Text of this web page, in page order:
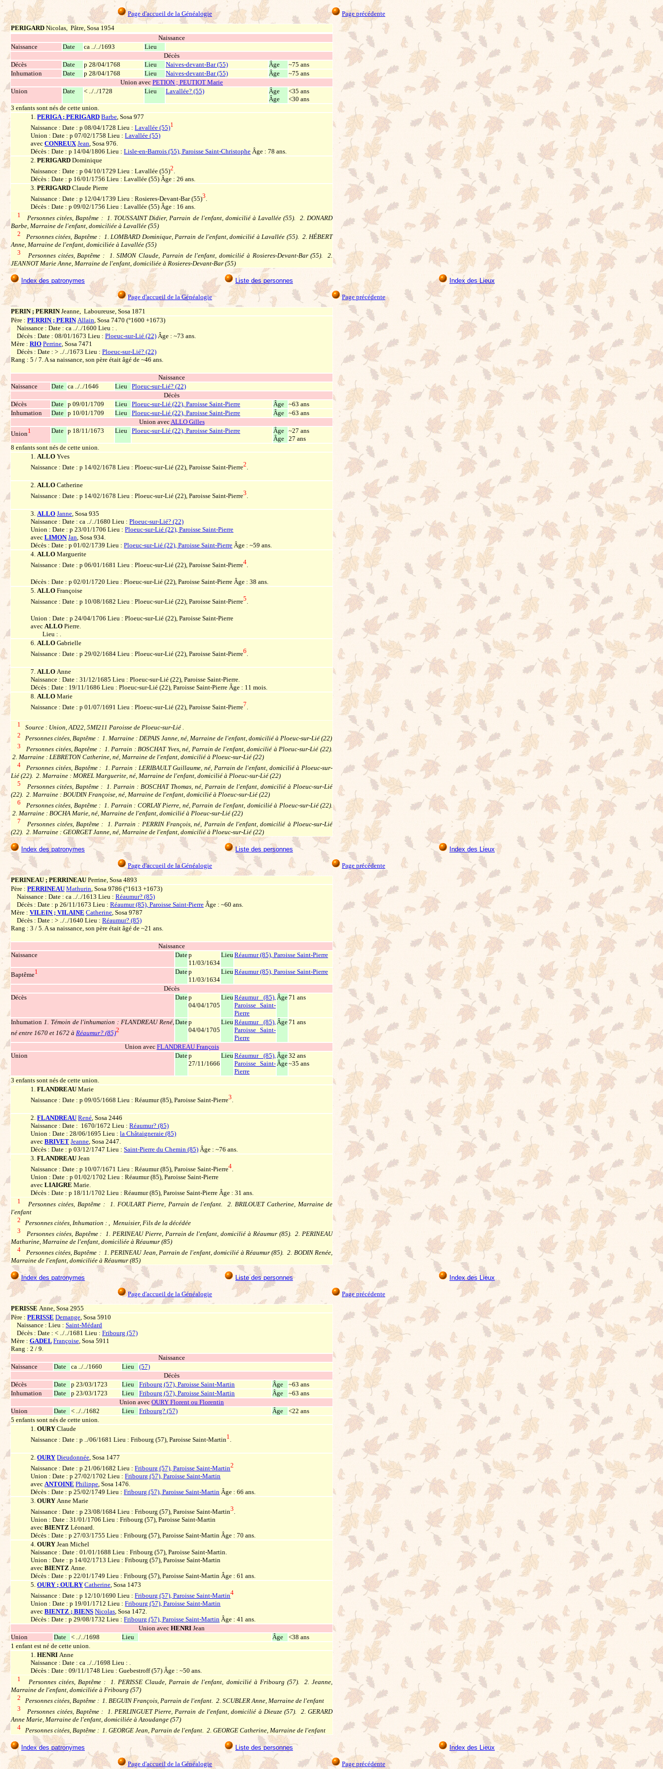
Page d'accueil de la Généalogie
Page précédente
PERIGARD Nicolas, Pâtre, Sosa 1954
Naissance
Naissance
Date ca ../../1693
Lieu
Décès
Décès
Date p 28/04/1768 Lieu Naives-devant-Bar (55) Âge
~75 ans
Inhumation
Date p 28/04/1768 Lieu Naives-devant-Bar (55) Âge
~75 ans
Union avec PETION ; PEUTIOT Marie
Union
Date < ../../1728 Lieu Lavallée? (55)
Âge
Âge
<35 ans
<30 ans
3 enfants sont nés de cette union.
1.PERIGA ; PERIGARD Barbe, Sosa 977
Naissance : Date : p 08/04/1728 Lieu :Lavallée (55)1
Union : Date : p 07/02/1758 Lieu :Lavallée (55)
avecCONREUX Jean, Sosa 976.
Décès : Date : p 14/04/1806 Lieu :Lisle-en-Barrois (55), Paroisse Saint-Christophe Âge : 78 ans.
2.PERIGARDDominique
Naissance : Date : p 04/10/1729 Lieu : Lavallée (55)2.
Décès : Date : p 16/01/1756 Lieu : Lavallée (55) Âge : 26 ans.
3.PERIGARDClaude Pierre
Naissance : Date : p 12/04/1739 Lieu : Rosieres-Devant-Bar (55)3.
Décès : Date : p 09/02/1756 Lieu : Lavallée (55) Âge : 16 ans.
1 Personnes citées, Baptême : 1. TOUSSAINT Didier, Parrain de l'enfant, domicilié à Lavallée (55). 2. DONARD
Barbe, Marraine de l'enfant, domiciliée à Lavallée (55)
2 Personnes citées, Baptême : 1. LOMBARD Dominique, Parrain de l'enfant, domicilié à Lavallée (55). 2. HÉBERT
Anne, Marraine de l'enfant, domiciliée à Lavallée (55)
3 Personnes citées, Baptême : 1. SIMON Claude, Parrain de l'enfant, domicilié à Rosieres-Devant-Bar (55). 2.
JEANNOT Marie Anne, Marraine de l'enfant, domiciliée à Rosieres-Devant-Bar (55)
Index des patronymes Liste des personnes Index des Lieux
Page d'accueil de la Généalogie
Page précédente
PERIN ; PERRINJeanne, Laboureuse, Sosa 1871
Père : PERRIN ; PERIN Allain, Sosa 7470 (°1600 +1673)
Naissance : Date : ca ../../1600 Lieu : .
Décès : Date : 08/01/1673 Lieu : Ploeuc-sur-Lié (22) Âge : ~73 ans.
Mère : RIO Perrine, Sosa 7471
Décès : Date : > ../../1673 Lieu : Ploeuc-sur-Lié? (22)
Rang : 5 / 7. A sa naissance, son père était âgé de ~46 ans.
Naissance
Naissance
Date ca ../../1646 Lieu Ploeuc-sur-Lié? (22)
Décès
Décès
Date p 09/01/1709 Lieu Ploeuc-sur-Lié (22), Paroisse Saint-Pierre Âge ~63 ans
Inhumation
Date p 10/01/1709 Lieu Ploeuc-sur-Lié (22), Paroisse Saint-Pierre Âge ~63 ans
Union avecALLO Gilles
Union1 Date p 18/11/1673 Lieu Ploeuc-sur-Lié (22), Paroisse Saint-Pierre
Âge
Âge
~27 ans
27 ans
8 enfants sont nés de cette union.
1.ALLOYves
Naissance : Date : p 14/02/1678 Lieu : Ploeuc-sur-Lié (22), Paroisse Saint-Pierre2.
2.ALLOCatherine
Naissance : Date : p 14/02/1678 Lieu : Ploeuc-sur-Lié (22), Paroisse Saint-Pierre3.
3.ALLO Janne, Sosa 935
Naissance : Date : ca ../../1680 Lieu :Ploeuc-sur-Lié? (22)
Union : Date : p 23/01/1706 Lieu :Ploeuc-sur-Lié (22), Paroisse Saint-Pierre
avecLIMON Jan, Sosa 934.
Décès : Date : p 01/02/1739 Lieu :Ploeuc-sur-Lié (22), Paroisse Saint-Pierre Âge : ~59 ans.
4.ALLOMarguerite
Naissance : Date : p 06/01/1681 Lieu : Ploeuc-sur-Lié (22), Paroisse Saint-Pierre4.
Décès : Date : p 02/01/1720 Lieu : Ploeuc-sur-Lié (22), Paroisse Saint-Pierre Âge : 38 ans.
5.ALLOFrançoise
Naissance : Date : p 10/08/1682 Lieu : Ploeuc-sur-Lié (22), Paroisse Saint-Pierre5.
Union : Date : p 24/04/1706 Lieu : Ploeuc-sur-Lié (22), Paroisse Saint-Pierre
avecALLOPierre.
Lieu : .
6.ALLOGabrielle
Naissance : Date : p 29/02/1684 Lieu : Ploeuc-sur-Lié (22), Paroisse Saint-Pierre6.
7.ALLOAnne
Naissance : Date : 31/12/1685 Lieu : Ploeuc-sur-Lié (22), Paroisse Saint-Pierre.
Décès : Date : 19/11/1686 Lieu : Ploeuc-sur-Lié (22), Paroisse Saint-Pierre Âge : 11 mois.
8.ALLOMarie
Naissance : Date : p 01/07/1691 Lieu : Ploeuc-sur-Lié (22), Paroisse Saint-Pierre7.
1 Source : Union, AD22, 5MI211 Paroisse de Ploeuc-sur-Lié .
2 Personnes citées, Baptême : 1. Marraine : DEPAIS Janne, né, Marraine de l'enfant, domicilié à Ploeuc-sur-Lié (22)
3 Personnes citées, Baptême : 1. Parrain : BOSCHAT Yves, né, Parrain de l'enfant, domicilié à Ploeuc-sur-Lié (22).
2. Marraine : LEBRETON Catherine, né, Marraine de l'enfant, domicilié à Ploeuc-sur-Lié (22)
4 Personnes citées, Baptême : 1. Parrain : LERIBAULT Guillaume, né, Parrain de l'enfant, domicilié à Ploeuc-sur-
Lié (22). 2. Marraine : MOREL Marguerite, né, Marraine de l'enfant, domicilié à Ploeuc-sur-Lié (22)
5 Personnes citées, Baptême : 1. Parrain : BOSCHAT Thomas, né, Parrain de l'enfant, domicilié à Ploeuc-sur-Lié
(22). 2. Marraine : BOUDIN Françoise, né, Marraine de l'enfant, domicilié à Ploeuc-sur-Lié (22)
6 Personnes citées, Baptême : 1. Parrain : CORLAY Pierre, né, Parrain de l'enfant, domicilié à Ploeuc-sur-Lié (22).
2. Marraine : BOCHA Marie, né, Marraine de l'enfant, domicilié à Ploeuc-sur-Lié (22)
7 Personnes citées, Baptême : 1. Parrain : PERRIN François, né, Parrain de l'enfant, domicilié à Ploeuc-sur-Lié
(22). 2. Marraine : GEORGET Janne, né, Marraine de l'enfant, domicilié à Ploeuc-sur-Lié (22)
Index des patronymes Liste des personnes Index des Lieux
Page d'accueil de la Généalogie
Page précédente
PERINEAU ; PERRINEAU Perrine, Sosa 4893
Père : PERRINEAU Mathurin, Sosa 9786 (°1613 +1673)
Naissance : Date : ca ../../1613 Lieu : Réaumur? (85)
Décès : Date : p 26/11/1673 Lieu : Réaumur (85), Paroisse Saint-Pierre Âge : ~60 ans.
Mère : VILEIN ; VILAINE Catherine, Sosa 9787
Décès : Date : > ../../1640 Lieu : Réaumur? (85)
Rang : 3 / 5. A sa naissance, son père était âgé de ~21 ans.
Naissance
Naissance
Datep
11/03/1634
LieuRéaumur (85), Paroisse Saint-Pierre
Baptême1 Datep
11/03/1634
LieuRéaumur (85), Paroisse Saint-Pierre
Décès
Décès
Datep
04/04/1705
LieuRéaumur (85),
Paroisse Saint-
Pierre
Âge71 ans
Inhumation 1. Témoin de l'inhumation : FLANDREAU René,
né entre 1670 et 1672 à Réaumur? (85)2
Datep
04/04/1705
LieuRéaumur (85),
Paroisse Saint-
Pierre
Âge71 ans
Union avec FLANDREAU François
Union
Datep
27/11/1666
LieuRéaumur (85),
Paroisse Saint-
Pierre
Âge
Âge
32 ans
~35 ans
3 enfants sont nés de cette union.
1.FLANDREAUMarie
Naissance : Date : p 09/05/1668 Lieu : Réaumur (85), Paroisse Saint-Pierre3.
2.FLANDREAU René, Sosa 2446
Naissance : Date : 1670/1672 Lieu :Réaumur? (85)
Union : Date : 28/06/1695 Lieu :la Châtaigneraie (85)
avecBRIVET Jeanne, Sosa 2447.
Décès : Date : p 03/12/1747 Lieu :Saint-Pierre du Chemin (85) Âge : ~76 ans.
3.FLANDREAUJean
Naissance : Date : p 10/07/1671 Lieu : Réaumur (85), Paroisse Saint-Pierre4.
Union : Date : p 01/02/1702 Lieu : Réaumur (85), Paroisse Saint-Pierre
avecLIAIGREMarie.
Décès : Date : p 18/11/1702 Lieu : Réaumur (85), Paroisse Saint-Pierre Âge : 31 ans.
1 Personnes citées, Baptême : 1. FOULART Pierre, Parrain de l'enfant. 2. BRILOUET Catherine, Marraine de
l'enfant
2 Personnes citées, Inhumation : , Menuisier, Fils de la décédée
3 Personnes citées, Baptême : 1. PERINEAU Pierre, Parrain de l'enfant, domicilié à Réaumur (85). 2. PERINEAU
Mathurine, Marraine de l'enfant, domiciliée à Réaumur (85)
4 Personnes citées, Baptême : 1. PERINEAU Jean, Parrain de l'enfant, domicilié à Réaumur (85). 2. BODIN Renée,
Marraine de l'enfant, domiciliée à Réaumur (85)
Index des patronymes Liste des personnes Index des Lieux
Page d'accueil de la Généalogie
Page précédente
PERISSE Anne, Sosa 2955
Père : PERISSE Demange, Sosa 5910
Naissance : Lieu : Saint-Médard
Décès : Date : < ../../1681 Lieu : Fribourg (57)
Mère : GADEL Françoise, Sosa 5911
Rang : 2 / 9.
Naissance
Naissance
Date ca ../../1660 Lieu
(57)
Décès
Décès
Date p 23/03/1723 Lieu Fribourg (57), Paroisse Saint-Martin Âge
~63 ans
Inhumation
Date p 23/03/1723 Lieu Fribourg (57), Paroisse Saint-Martin Âge
~63 ans
Union avec OURY Florent ou Florentin
Union
Date < ../../1682 Lieu Fribourg? (57) Âge
<22 ans
5 enfants sont nés de cette union.
1.OURYClaude
Naissance : Date : p ../06/1681 Lieu : Fribourg (57), Paroisse Saint-Martin1.
2.OURY Dieudonnée, Sosa 1477
Naissance : Date : p 21/06/1682 Lieu :Fribourg (57), Paroisse Saint-Martin2
Union : Date : p 27/02/1702 Lieu :Fribourg (57), Paroisse Saint-Martin
avecANTOINE Philippe, Sosa 1476.
Décès : Date : p 25/02/1749 Lieu :Fribourg (57), Paroisse Saint-Martin Âge : 66 ans.
3.OURYAnne Marie
Naissance : Date : p 23/08/1684 Lieu : Fribourg (57), Paroisse Saint-Martin3.
Union : Date : 31/01/1706 Lieu : Fribourg (57), Paroisse Saint-Martin
avecBIENTZLéonard.
Décès : Date : p 27/03/1755 Lieu : Fribourg (57), Paroisse Saint-Martin Âge : 70 ans.
4.OURYJean Michel
Naissance : Date : 01/01/1688 Lieu : Fribourg (57), Paroisse Saint-Martin.
Union : Date : p 14/02/1713 Lieu : Fribourg (57), Paroisse Saint-Martin
avecBIENTZAnne.
Décès : Date : p 22/01/1749 Lieu : Fribourg (57), Paroisse Saint-Martin Âge : 61 ans.
5.OURY ; OULRY Catherine, Sosa 1473
Naissance : Date : p 12/10/1690 Lieu :Fribourg (57), Paroisse Saint-Martin4
Union : Date : p 19/01/1712 Lieu :Fribourg (57), Paroisse Saint-Martin
avecBIENTZ ; BIENS Nicolas, Sosa 1472.
Décès : Date : p 29/08/1732 Lieu :Fribourg (57), Paroisse Saint-Martin Âge : 41 ans.
Union avec HENRI Jean
Union
Date < ../../1698 Lieu Âge
<38 ans
1 enfant est né de cette union.
1.HENRIAnne
Naissance : Date : ca ../../1698 Lieu : .
Décès : Date : 09/11/1748 Lieu : Guebestroff (57) Âge : ~50 ans.
1 Personnes citées, Baptême : 1. PERISSE Claude, Parrain de l'enfant, domicilié à Fribourg (57). 2. Jeanne,
Marraine de l'enfant, domiciliée à Fribourg (57)
2 Personnes citées, Baptême : 1. BEGUIN François, Parrain de l'enfant. 2. SCUBLER Anne, Marraine de l'enfant
3 Personnes citées, Baptême : 1. PERLINGUET Pierre, Parrain de l'enfant, domicilié à Dieuze (57). 2. GERARD
Anne Marie, Marraine de l'enfant, domiciliée à Azoudange (57)
4 Personnes citées, Baptême : 1. GEORGE Jean, Parrain de l'enfant. 2. GEORGE Catherine, Marraine de l'enfant
Index des patronymes Liste des personnes Index des Lieux
Page d'accueil de la Généalogie Page précédente